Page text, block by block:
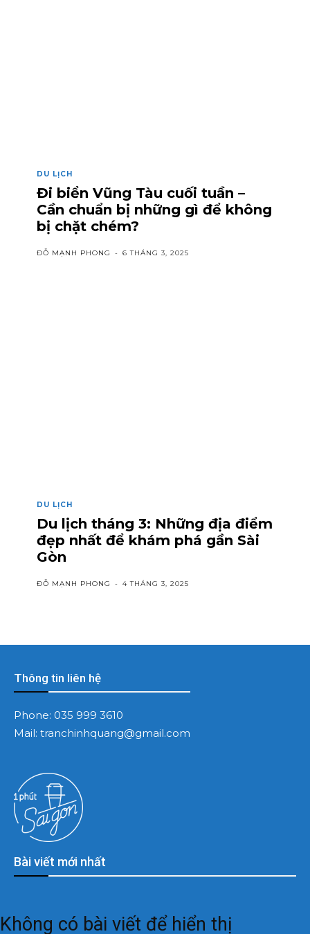
DU LỊCH
Đi biển Vũng Tàu cuối tuần –
Cần chuẩn bị những gì để không
bị chặt chém?
ĐỖ MẠNH PHONG - 6 THÁNG 3, 2025
DU LỊCH
Du lịch tháng 3: Những địa điểm
đẹp nhất để khám phá gần Sài
Gòn
ĐỖ MẠNH PHONG - 4 THÁNG 3, 2025
Bài viết mới nhất
Không có bài viết để hiển thị
Thông tin liên hệ
Phone: 035 999 3610
Mail: tranchinhquang@gmail.com